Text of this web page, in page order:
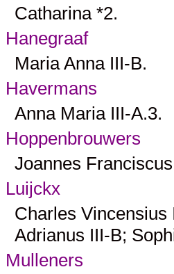
Catharina *2.
Hanegraaf
Maria Anna III-B.
Havermans
Anna Maria III-A.3.
Hoppenbrouwers
Joannes Franciscus
Luijckx
Charles Vincensius
Adrianus III-B;
Mulleners